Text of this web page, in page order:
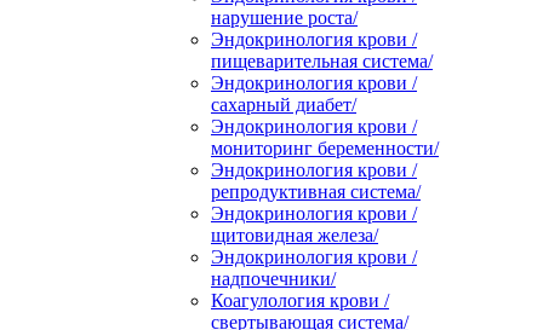
нарушение роста/
Эндокринология крови /
пищеварительная система/
Эндокринология крови /
сахарный диабет/
Эндокринология крови /
мониторинг беременности/
Эндокринология крови /
репродуктивная система/
Эндокринология крови /
щитовидная железа/
Эндокринология крови /
надпочечники/
Коагулология крови /
свертывающая система/